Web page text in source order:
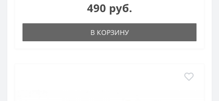
490 руб.
В КОРЗИНУ